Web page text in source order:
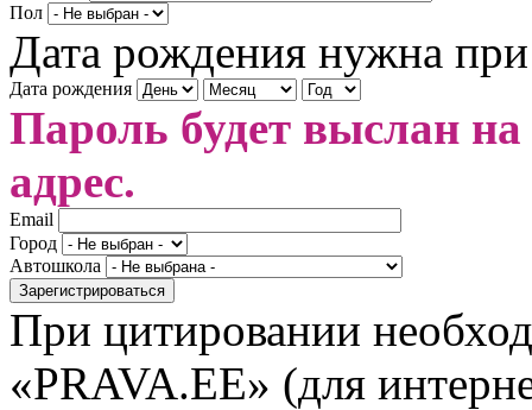
Пол
Дата рождения нужна
Дата рождения
Пароль будет выслан
адрес.
Email
Город
Автошкола
Зарегистрироваться
При цитировании
«PRAVA.EE» (для